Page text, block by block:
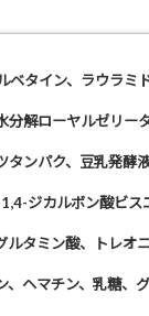
ベタイン、ラウラミ
分解ローヤルゼリー
タンパク、豆乳発酵
ジカルボン酸ビス
ルタミン酸、トレオ
、ヘマチン、乳糖、